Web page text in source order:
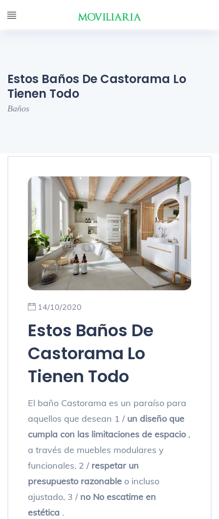
Estos Baños De Castorama Lo
Tienen Todo
Baños
14/10/2020
Estos Baños De
Castorama Lo
Tienen Todo
El baño Castorama es un paraíso para
aquellos que desean 1 / un diseño que
cumpla con las limitaciones de espacio ,
a través de muebles modulares y
funcionales, 2 / respetar un
presupuesto razonable o incluso
ajustado, 3 / no No escatime en
estética .